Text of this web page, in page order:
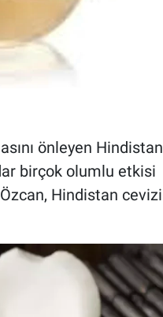
önleyen Hindistan
birçok olumlu etkisi
Hindistan cevizi